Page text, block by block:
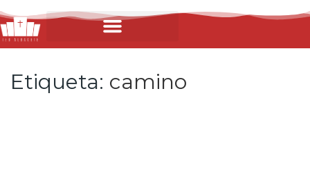
Etiqueta: camino